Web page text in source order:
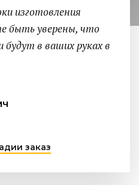
изготовления
быть уверены, что
будут в ваших руках в
заказ